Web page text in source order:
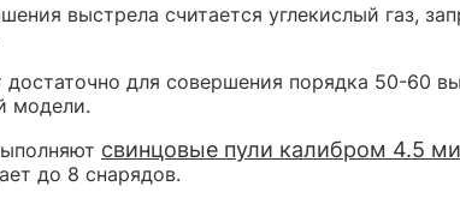
выстрела считается углекислый газ,
достаточно для совершения порядка 50-60
модели.
свинцовые пули калибром 4.5
до 8 снарядов.